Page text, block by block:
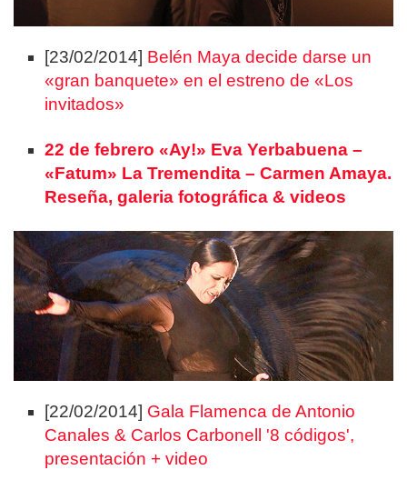
[23/02/2014] Belén Maya decide darse un
«gran banquete» en el estreno de «Los
invitados»
22 de febrero «Ay!» Eva Yerbabuena –
«Fatum» La Tremendita – Carmen Amaya.
Reseña, galeria fotográfica & videos
[22/02/2014] Gala Flamenca de Antonio
Canales & Carlos Carbonell '8 códigos',
presentación + video